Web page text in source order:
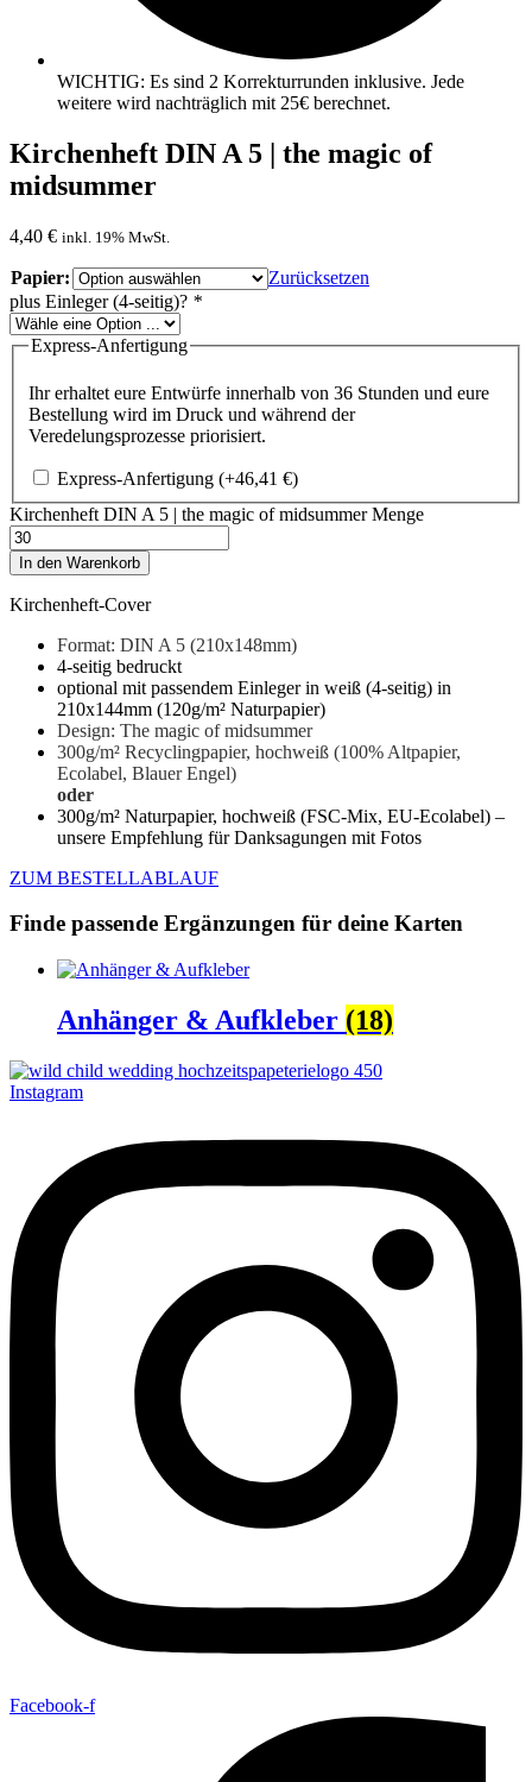
WICHTIG: Es sind 2 Korrekturrunden inklusive. Jede
weitere wird nachträglich mit 25€ berechnet.
Kirchenheft DIN A 5 | the magic of
midsummer
4,40 € inkl. 19% MwSt.
Papier:
Zurücksetzen
plus Einleger (4-seitig)? *
Express-Anfertigung
Ihr erhaltet eure Entwürfe innerhalb von 36 Stunden und eure
Bestellung wird im Druck und während der
Veredelungsprozesse priorisiert.
Express-Anfertigung (+46,41 €)
Kirchenheft DIN A 5 | the magic of midsummer Menge
In den Warenkorb
Kirchenheft-Cover
Format: DIN A 5 (210x148mm)
4-seitig bedruckt
optional mit passendem Einleger in weiß (4-seitig) in
210x144mm (120g/m² Naturpapier)
Design: The magic of midsummer
300g/m² Recyclingpapier, hochweiß (100% Altpapier,
Ecolabel, Blauer Engel)
oder
300g/m² Naturpapier, hochweiß (FSC-Mix, EU-Ecolabel) –
unsere Empfehlung für Danksagungen mit Fotos
ZUM BESTELLABLAUF
Finde passende Ergänzungen für deine Karten
Anhänger & Aufkleber (18)
Instagram
Facebook-f